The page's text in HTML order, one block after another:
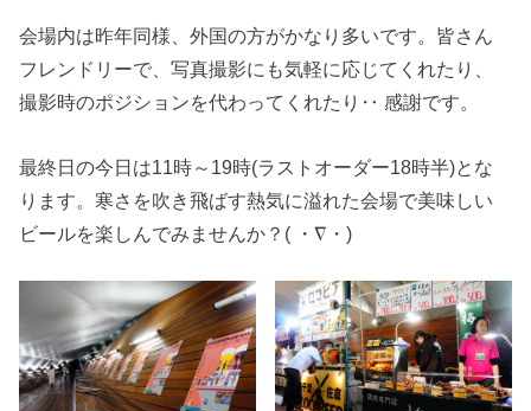
会場内は昨年同様、外国の方がかなり多いです。皆さん
フレンドリーで、写真撮影にも気軽に応じてくれたり、
撮影時のポジションを代わってくれたり‥ 感謝です。
最終日の今日は11時～19時(ラストオーダー18時半)とな
ります。寒さを吹き飛ばす熱気に溢れた会場で美味しい
ビールを楽しんでみませんか？( ・∇・)